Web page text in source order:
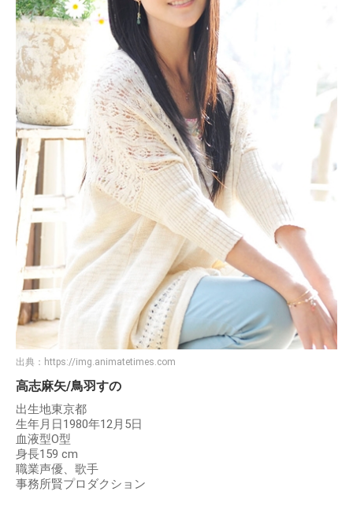
出典： https://img.animatetimes.com
高志麻矢/鳥羽すの
出生地東京都
生年月日1980年12月5日
血液型O型
身長159 cm
職業声優、歌手
事務所賢プロダクション